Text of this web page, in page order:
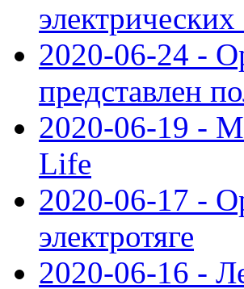
2020-06-24 -
представлен
2020-06-19 -
Life
2020-06-17 -
электротяге
2020-06-16 -